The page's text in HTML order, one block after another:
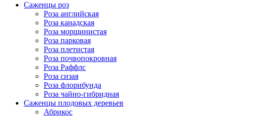
Саженцы роз
Роза английская
Роза канадская
Роза морщинистая
Роза парковая
Роза плетистая
Роза почвопокровная
Роза Раффлс
Роза сизая
Роза флорибунда
Роза чайно-гибридная
Саженцы плодовых деревьев
Абрикос